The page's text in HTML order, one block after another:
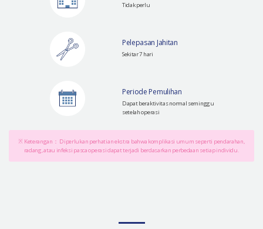
Tidak perlu
Pelepasan Jahitan
Sekitar 7 hari
Periode Pemulihan
Dapat beraktivitas normal seminggu
setelah operasi
※ Keterangan： Diperlukan perhatian ekstra bahwa komplikasi umum seperti pendarahan,
radang, atau infeksi pasca operasi dapat terjadi berdasarkan perbedaan setiap individu.